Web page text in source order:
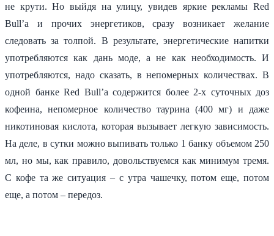
не крути. Но выйдя на улицу, увидев яркие рекламы Red
Bull’а и прочих энергетиков, сразу возникает желание
следовать за толпой. В результате, энергетические напитки
употребляются как дань моде, а не как необходимость. И
употребляются, надо сказать, в непомерных количествах. В
одной банке Red Bull’а содержится более 2-х суточных доз
кофеина, непомерное количество таурина (400 мг) и даже
никотиновая кислота, которая вызывает легкую зависимость.
На деле, в сутки можно выпивать только 1 банку объемом 250
мл, но мы, как правило, довольствуемся как минимум тремя.
С кофе та же ситуация – с утра чашечку, потом еще, потом
еще, а потом – передоз.